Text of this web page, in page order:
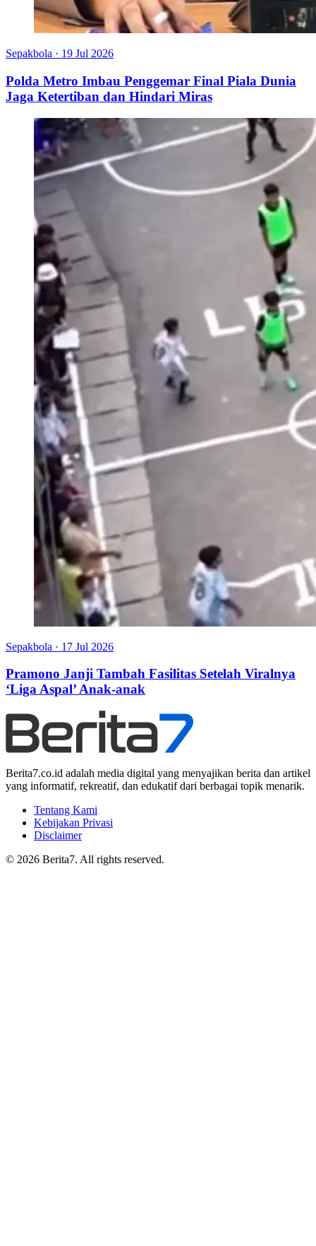
Sepakbola · 19 Jul 2026
Polda Metro Imbau Penggemar Final Piala Dunia
Jaga Ketertiban dan Hindari Miras
Sepakbola · 17 Jul 2026
Pramono Janji Tambah Fasilitas Setelah Viralnya
‘Liga Aspal’ Anak-anak
Berita7.co.id adalah media digital yang menyajikan berita dan artikel
yang informatif, rekreatif, dan edukatif dari berbagai topik menarik.
Tentang Kami
Kebijakan Privasi
Disclaimer
© 2026 Berita7. All rights reserved.